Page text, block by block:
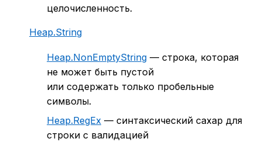
целочисленность.
Heap.String
Heap.NonEmptyString — строка, которая
не может быть пустой
или содержать только пробельные
символы.
Heap.RegEx — синтаксический сахар для
строки с валидацией